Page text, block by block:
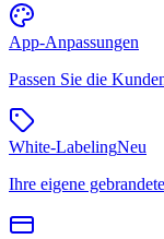
App-Anpassungen
Passen Sie die
White-LabelingNeu
Ihre eigene